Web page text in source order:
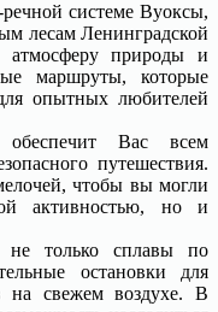
системе Вуоксы,
лесам Ленинградской
атмосферу природы и
маршруты, которые
опытных любителей
Вас всем
путешествия.
чтобы вы могли
активностью, но и
не только сплавы по
остановки для
на свежем воздухе. В